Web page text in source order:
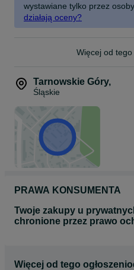
wystawiane tylko przez
działają oceny?
Więcej od tego
Tarnowskie Góry,
Śląskie
PRAWA KONSUMENTA
Twoje zakupy u
chronione przez prawo
Więcej od tego